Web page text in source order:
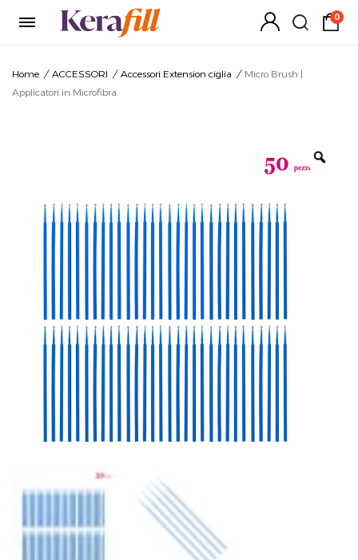
0
Home / ACCESSORI / Accessori Extension ciglia / Micro Brush |
Applicatori in Microfibra